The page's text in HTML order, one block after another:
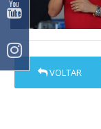
VOLTAR